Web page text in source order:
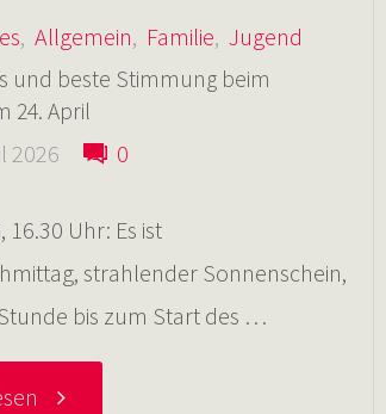
, Allgemein, Familie, Jugend
und beste Stimmung beim
24. April
2026 0
16.30 Uhr: Es ist
strahlender Sonnenschein,
bis zum Start des …
"Volles